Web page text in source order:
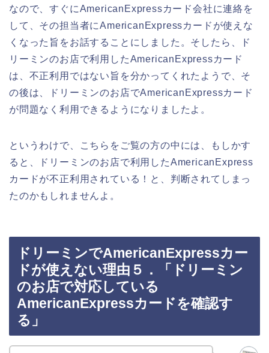
なので、すぐにAmericanExpressカード会社に連絡を
して、その担当者にAmericanExpressカードが使えな
くなった旨をお話することにしました。そしたら、ド
リーミンのお店で利用したAmericanExpressカード
は、不正利用ではない旨を分かってくれたようで、そ
の後は、ドリーミンのお店でAmericanExpressカード
が問題なく利用できるようになりましたよ。
というわけで、こちらをご覧の方の中には、もしかす
ると、ドリーミンのお店で利用したAmericanExpress
カードが不正利用されている！と、判断されてしまっ
たのかもしれませんよ。
ドリーミンでAmericanExpressカー
ドが使えない理由５．「ドリーミン
のお店で対応している
AmericanExpressカードを確認す
る」